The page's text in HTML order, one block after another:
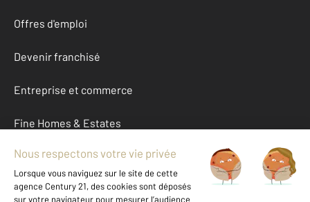
Offres d'emploi
Devenir franchisé
Entreprise et commerce
Fine Homes & Estates
À propos
International